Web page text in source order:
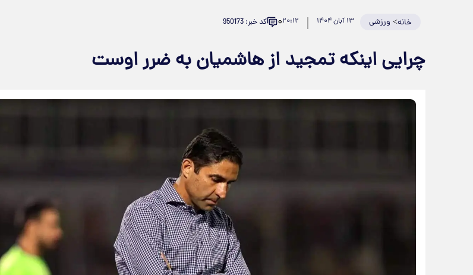
خانه> ورزشی ۱۳ آبان ۱۴۰۴ ۲۰:۱۲۰ کد خبر: 950173
چرایی اینکه تمجید از هاشمیان به ضرر اوست